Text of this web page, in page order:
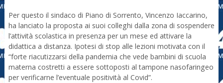
Per questo il sindaco di Piano di Sorrento, Vincenzo Iaccarino,
ha lanciato la proposta ai suoi colleghi dalla zona di sospendere
l’attività scolastica in presenza per un mese ed attivare la
didattica a distanza. Ipotesi di stop alle lezioni motivata con il
“forte riacutizzarsi della pandemia che vede bambini di scuola
materna costretti a essere sottoposti al tampone nasofaringeo
per verificarne l’eventuale positività al Covid”.